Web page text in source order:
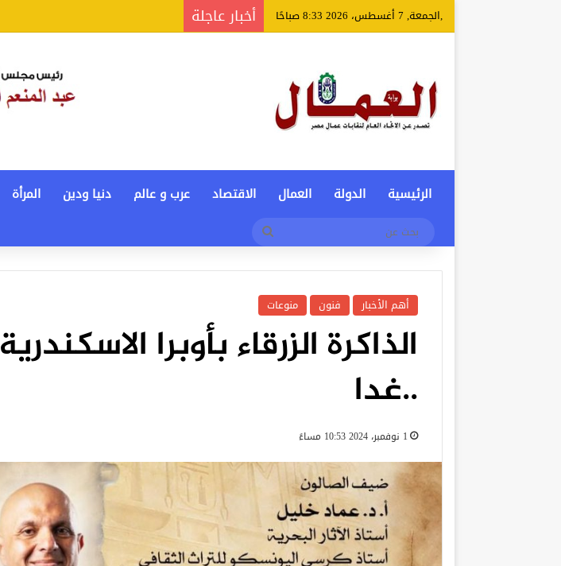
,الجمعة, 7 أغسطس، 2026 8:33 صباحًا أخبار عاجلة
الرئيسية الدولة العمال الاقتصاد عرب و عالم دنيا ودين المرأة
أهم الأخبار فنون منوعات
الذاكرة الزرقاء بأوبرا الاسكندرية
..غدا
1 نوفمبر، 2024 10:53 مساءً